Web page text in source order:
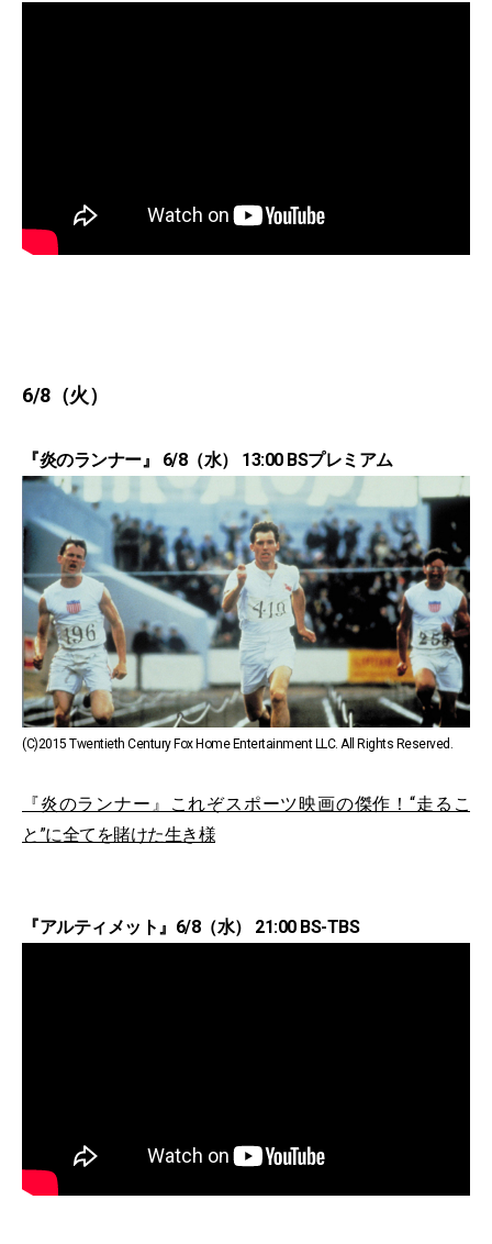
6/8（火）
『炎のランナー』 6/8（水） 13:00 BSプレミアム
(C)2015 Twentieth Century Fox Home Entertainment LLC. All Rights Reserved.
『炎のランナー』これぞスポーツ映画の傑作！“走るこ
と”に全てを賭けた生き様
『アルティメット』6/8（水） 21:00 BS-TBS